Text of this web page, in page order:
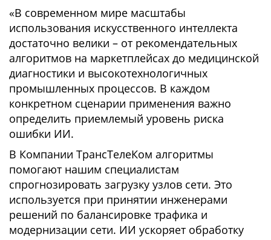
«В современном мире масштабы
использования искусственного интеллекта
достаточно велики – от рекомендательных
алгоритмов на маркетплейсах до медицинской
диагностики и высокотехнологичных
промышленных процессов. В каждом
конкретном сценарии применения важно
определить приемлемый уровень риска
ошибки ИИ.
В Компании ТрансТелеКом алгоритмы
помогают нашим специалистам
спрогнозировать загрузку узлов сети. Это
используется при принятии инженерами
решений по балансировке трафика и
модернизации сети. ИИ ускоряет обработку